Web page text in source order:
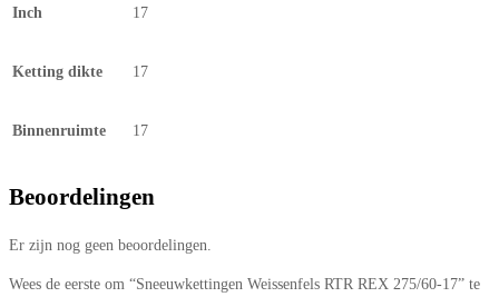
Inch 17
Ketting dikte 17
Binnenruimte 17
Beoordelingen
Er zijn nog geen beoordelingen.
Wees de eerste om “Sneeuwkettingen Weissenfels RTR REX 275/60-17” te